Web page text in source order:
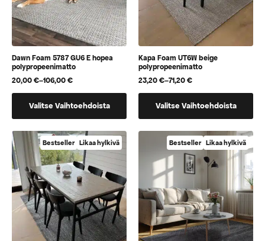
Dawn Foam 5787 GU6 E hopea
polypropeenimatto
20,00€–106,00€
Hintaluokka:
20,00 €
106,00 €
Valitse Vaihtoehdoista
tuotteella
useampi
muunnelma.
Voit
tehdä
valinnat
tuotteen
sivulla.
Kapa Foam UT6W beige
polypropeenimatto
23,20€–71,20€
Hintaluokka:
23,20 €
71,20 €
Valitse Vaihtoehdoista
tuotteella
useampi
muunnelma.
tehdä
valinnat
tuotteen
sivulla.
Bestseller Likaa hylkivä Bestseller Likaa hylkivä